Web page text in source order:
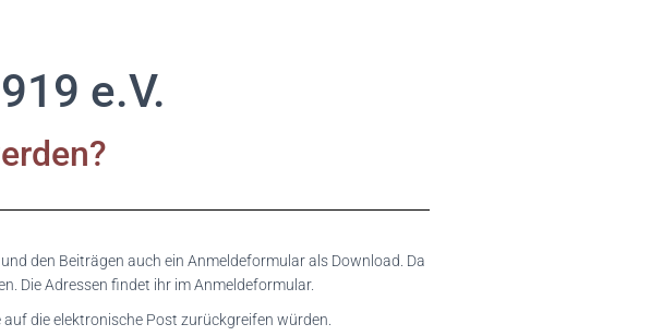
e.V.
den Beiträgen auch ein Anmeldeformular als Download. Da
Die Adressen findet ihr im Anmeldeformular.
die elektronische Post zurückgreifen würden.